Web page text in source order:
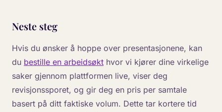
Neste steg
Hvis du ønsker å hoppe over presentasjonene, kan
du bestille en arbeidsøkt hvor vi kjører dine virkelige
saker gjennom plattformen live, viser deg
revisjonssporet, og gir deg en pris per samtale
basert på ditt faktiske volum. Dette tar kortere tid